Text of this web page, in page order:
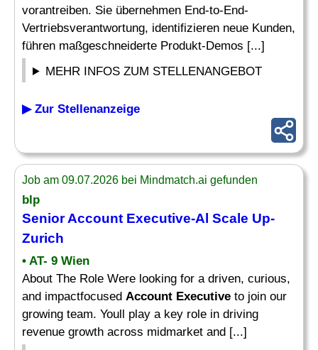
vorantreiben. Sie übernehmen End-to-End-
Vertriebsverantwortung, identifizieren neue Kunden,
führen maßgeschneiderte Produkt-Demos [...]
MEHR INFOS ZUM STELLENANGEBOT
▶ Zur Stellenanzeige
Job am 09.07.2026 bei Mindmatch.ai gefunden
blp
Senior Account Executive-Al Scale Up-
Zurich
• AT- 9 Wien
About The Role Were looking for a driven, curious,
and impactfocused Account Executive to join our
growing team. Youll play a key role in driving
revenue growth across midmarket and [...]